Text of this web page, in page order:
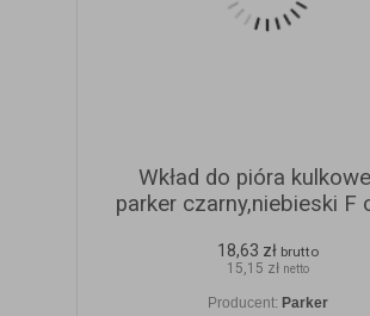
Wkład do pióra
parker czarny,niebieski F
18,63 zł brutto
15,15 zł netto
Producent: Parker